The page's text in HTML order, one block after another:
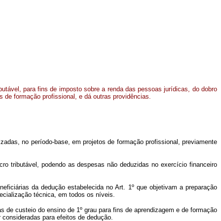
para fins de imposto sobre a renda das pessoas jurídicas, do dobro
de formação profissional, e dá outras providências.
no período-base, em projetos de formação profissional, previamente
tributável, podendo as despesas não deduzidas no exercício financeiro
da dedução estabelecida no Art. 1º que objetivam a preparação
técnica, em todos os níveis.
custeio do ensino de 1º grau para fins de aprendizagem e de formação
para efeitos de dedução.